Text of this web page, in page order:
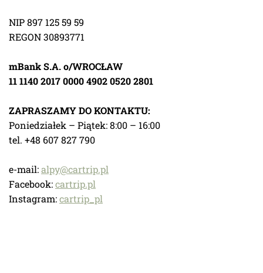
NIP 897 125 59 59
REGON 30893771
mBank S.A. o/WROCŁAW
11 1140 2017 0000 4902 0520 2801
ZAPRASZAMY DO KONTAKTU:
Poniedziałek – Piątek: 8:00 – 16:00
tel. +48 607 827 790
e-mail:alpy@cartrip.pl
Facebook:cartrip.pl
Instagram:cartrip_pl